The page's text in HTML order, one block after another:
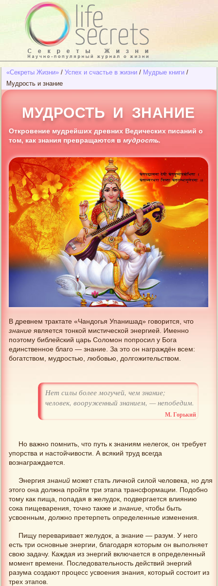
«Секреты Жизни» / Успех и счастье в жизни / Мудрые книги /
Мудрость и знание
МУДРОСТЬ И ЗНАНИЕ
Откровение мудрейших древних Ведических писаний о
том, как знания превращаются в мудрость.
В древнем трактате «Чандогья Упанишад» говорится, что
знание является тонкой мистической энергией. Именно
поэтому библейский царь Соломон попросил у Бога
единственное благо — знание. За это он награждён всем:
богатством, мудростью, любовью, долгожительством.
Нет силы более могучей, чем знание;
человек, вооруженный знанием, — непобедим.
М. Горький
Но важно помнить, что путь к знаниям нелегок, он требует
упорства и настойчивости. А всякий труд всегда
вознаграждается.
Энергиязнаний может стать личной силой человека, но для
этого она должна пройти три этапа трансформации. Подобно
тому как пища, попадая в желудок, подвергается влиянию
сока пищеварения, точно также и знание , чтобы быть
усвоенным, должно претерпеть определенные изменения.
Пищу переваривает желудок, а знание — разум. У него
есть три основные энергии, благодаря которым он выполняет
свою задачу. Каждая из энергий включается в определенный
момент времени. Последовательность действий энергий
разума создают процесс усвоения знания, который состоит из
трех этапов.